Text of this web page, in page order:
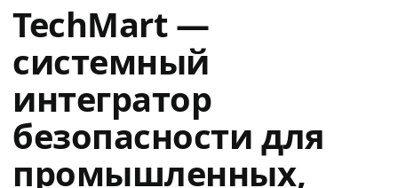
TechMart —
системный
интегратор
безопасности для
промышленных,